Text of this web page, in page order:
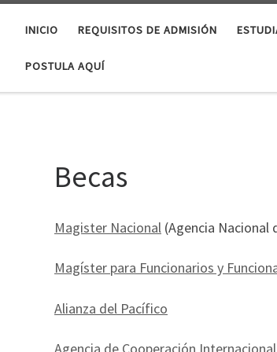
INICIO REQUISITOS DE ADMISIÓN
POSTULA AQUÍ
Becas
Magister Nacional (Agencia Nacional
Magíster para Funcionarios y
Alianza del Pacífico